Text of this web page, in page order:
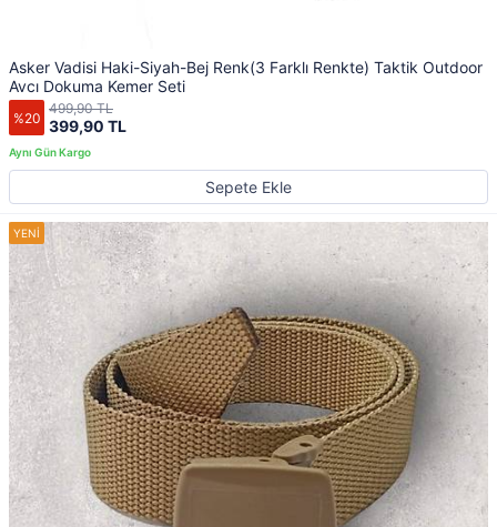
Asker Vadisi Haki-Siyah-Bej Renk(3 Farklı Renkte) Taktik Outdoor
Avcı Dokuma Kemer Seti
%20 399,90 TL
499,90 TL
Sepete Ekle